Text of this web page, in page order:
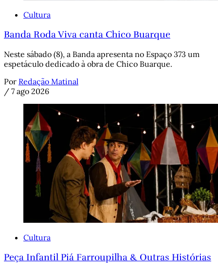
Cultura
Banda Roda Viva canta Chico Buarque
Neste sábado (8), a Banda apresenta no Espaço 373 um
espetáculo dedicado à obra de Chico Buarque.
Por Redação Matinal
/ 7 ago 2026
Cultura
Peça Infantil Piá Farroupilha & Outras Histórias